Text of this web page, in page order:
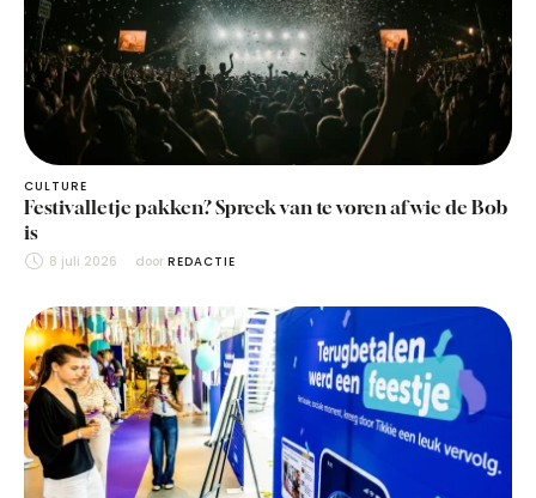
CULTURE
Festivalletje pakken? Spreek van te voren af wie de Bob
is
8 juli 2026 door REDACTIE